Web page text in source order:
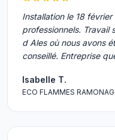
Installation le 18
professionnels. Travail
d Ales où nous avons
conseillé. Entreprise
Isabelle T.
ECO FLAMMES